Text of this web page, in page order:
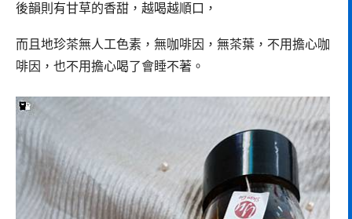
後韻則有甘草的香甜，越喝越順口，
而且地珍茶無人工色素，無咖啡因，無茶葉，不用擔心咖
啡因，也不用擔心喝了會睡不著。